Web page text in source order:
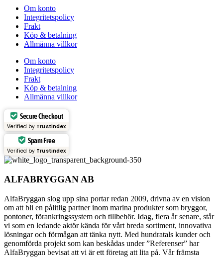
Om konto
Integritetspolicy
Frakt
Köp & betalning
Allmänna villkor
Om konto
Integritetspolicy
Frakt
Köp & betalning
Allmänna villkor
Secure Checkout
Verified by Trustindex
Spam Free
Verified by Trustindex
ALFABRYGGAN AB
AlfaBryggan slog upp sina portar redan 2009, drivna av en vision
om att bli en pålitlig partner inom marina produkter som bryggor,
pontoner, förankringssystem och tillbehör. Idag, flera år senare, står
vi som en ledande aktör kända för vårt breda sortiment, innovativa
lösningar och förmågan att tänka nytt. Med hundratals kunder och
genomförda projekt som kan beskådas under ”Referenser” har
AlfaBryggan bevisat att vi är ett företag att lita på. Vår främsta